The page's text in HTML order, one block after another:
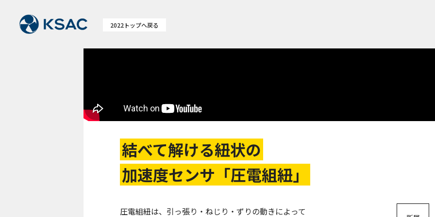
トップへ戻る
結べて解ける紐状の
加速度センサ「圧電組紐」
圧電組紐は、引っ張り・ねじり・ずりの動きによって